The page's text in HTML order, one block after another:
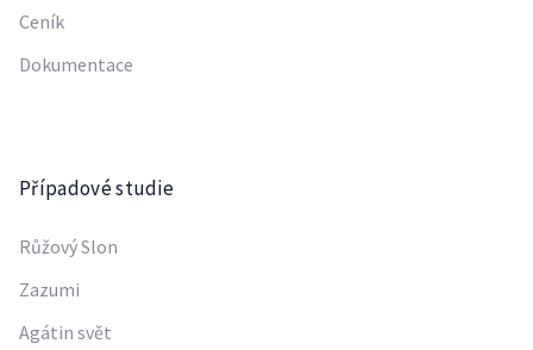
Ceník
Dokumentace
Případové studie
Růžový Slon
Zazumi
Agátin svět